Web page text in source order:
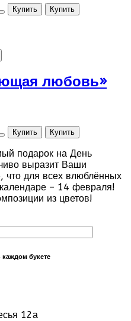
любовь»
подарок на День
выразит Ваши
что для всех влюблённых
– 14 февраля!
из цветов!
букете
12а